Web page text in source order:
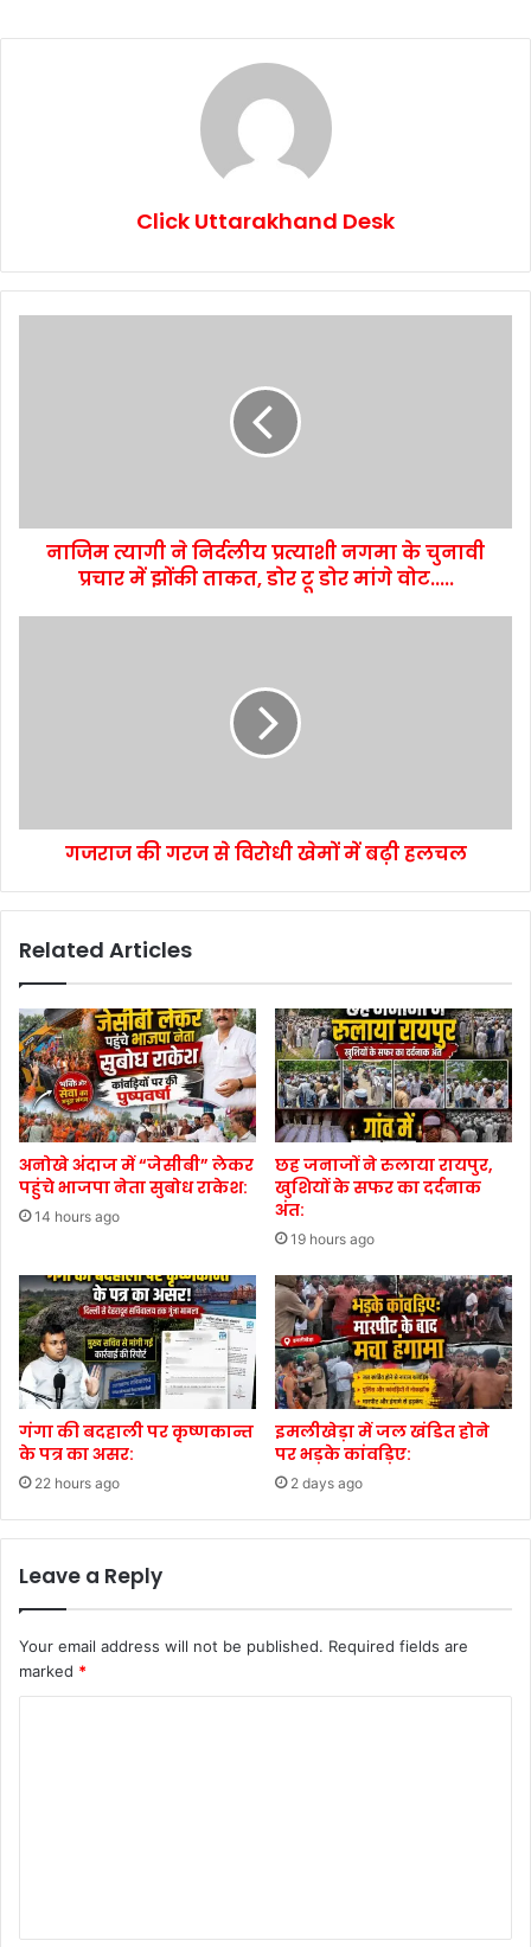
Click Uttarakhand Desk
नाजिम त्यागी ने निर्दलीय प्रत्याशी नगमा के चुनावी
प्रचार में झोंकी ताकत, डोर टू डोर मांगे वोट.....
गजराज की गरज से विरोधी खेमों में बढ़ी हलचल
Related Articles
अनोखे अंदाज में “जेसीबी” लेकर
पहुंचे भाजपा नेता सुबोध राकेश:
14 hours ago
छह जनाजों ने रुलाया रायपुर,
खुशियों के सफर का दर्दनाक
अंत:
19 hours ago
गंगा की बदहाली पर कृष्णकान्त
के पत्र का असर:
22 hours ago
इमलीखेड़ा में जल खंडित होने
पर भड़के कांवड़िए:
2 days ago
Leave a Reply
Your email address will not be published. Required fields are
marked *